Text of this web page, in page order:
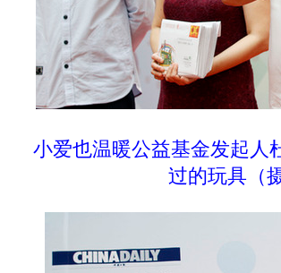
小爱也温暖公益基金发起人
过的玩具 （